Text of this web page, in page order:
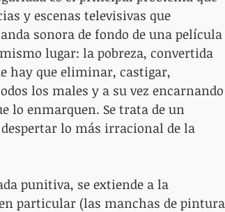
y escenas televisivas que
sonora de fondo de una película
lugar: la pobreza, convertida
hay que eliminar, castigar,
los males y a su vez encarnando
lo enmarquen. Se trata de un
lo más irracional de la
punitiva, se extiende a la
particular (las manchas de pintura